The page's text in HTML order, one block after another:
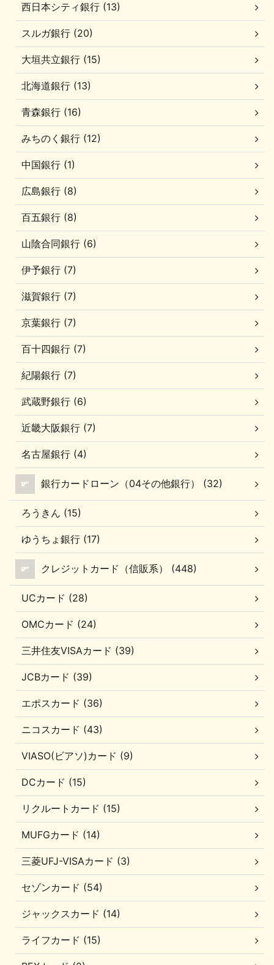
西日本シティ銀行 (13)
スルガ銀行 (20)
大垣共立銀行 (15)
北海道銀行 (13)
青森銀行 (16)
みちのく銀行 (12)
中国銀行 (1)
広島銀行 (8)
百五銀行 (8)
山陰合同銀行 (6)
伊予銀行 (7)
滋賀銀行 (7)
京葉銀行 (7)
百十四銀行 (7)
紀陽銀行 (7)
武蔵野銀行 (6)
近畿大阪銀行 (7)
名古屋銀行 (4)
銀行カードローン（04その他銀行） (32)
ろうきん (15)
ゆうちょ銀行 (17)
クレジットカード（信販系） (448)
UCカード (28)
OMCカード (24)
三井住友VISAカード (39)
JCBカード (39)
エポスカード (36)
ニコスカード (43)
VIASO(ビアソ)カード (9)
DCカード (15)
リクルートカード (15)
MUFGカード (14)
三菱UFJ-VISAカード (3)
セゾンカード (54)
ジャックスカード (14)
ライフカード (15)